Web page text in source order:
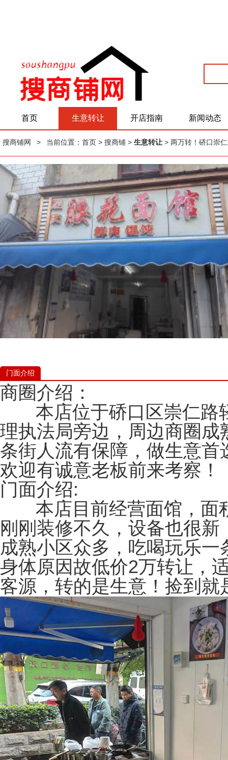
首页 生意转让 开店指南 新闻动态
搜商铺网 > 当前位置： 首页 > 搜商铺 > 生意转让 > 两万转！硚口崇
门面介绍
商圈介绍：
本店位于硚口区崇仁路
理执法局旁边，周边商圈
条街人流有保障，做生意
欢迎有诚意老板前来考察！
门面介绍:
本店目前经营面馆，面
刚刚装修不久，设备也很
成熟小区众多，吃喝玩乐
身体原因故低价2万转让，
客源，转的是生意！捡到